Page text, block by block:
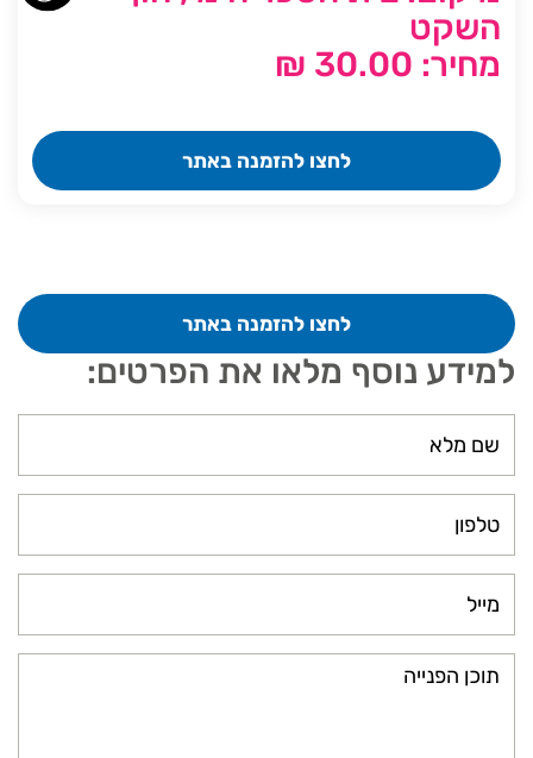
השקט
מחיר: 30.00 ₪
לחצו להזמנה באתר
לחצו להזמנה באתר
למידע נוסף מלאו את הפרטים: